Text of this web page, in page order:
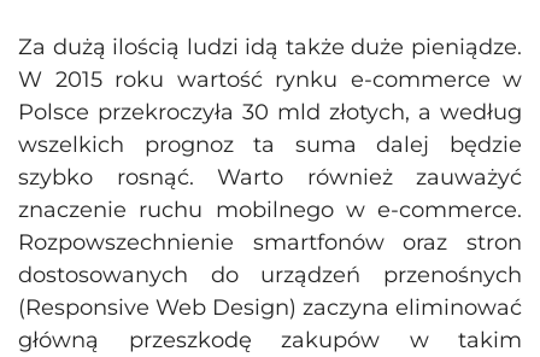
Za dużą ilością ludzi idą także duże pieniądze.
W 2015 roku wartość rynku e-commerce w
Polsce przekroczyła 30 mld złotych, a według
wszelkich prognoz ta suma dalej będzie
szybko rosnąć. Warto również zauważyć
znaczenie ruchu mobilnego w e-commerce.
Rozpowszechnienie smartfonów oraz stron
dostosowanych do urządzeń przenośnych
(Responsive Web Design) zaczyna eliminować
główną przeszkodę zakupów w takim